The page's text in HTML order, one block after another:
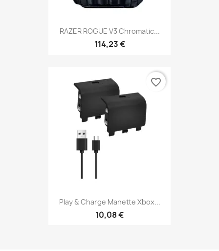
RAZER ROGUE V3 Chromatic...
114,23 €
Play & Charge Manette Xbox...
10,08 €
favorite_border